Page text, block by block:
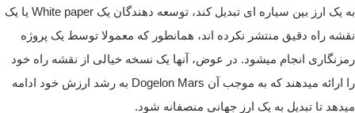
به یک ارز بین سیاره ای تبدیل کند، توسعه دهندگان یک White paper یا یک
نقشه راه دقیق منتشر نکرده اند، همانطور که معمولا توسط یک پروژه
رمزنگاری انجام میشود. در عوض، آنها یک نسخه خیالی از نقشه راه خود
را ارائه میدهند که به موجب آن Dogelon Mars به رشد ارزش خود ادامه
میدهد تا تبدیل به یک ارز جهانی منصفانه شود.